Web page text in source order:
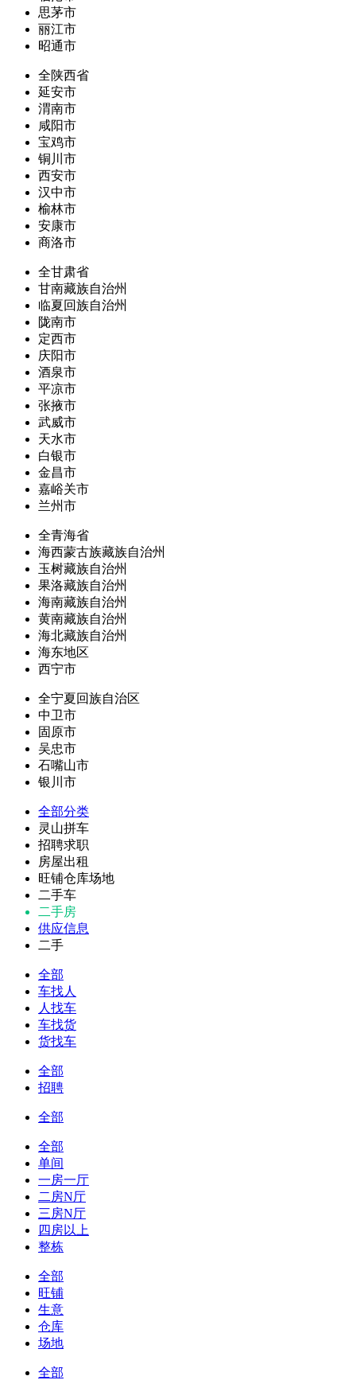
思茅市
丽江市
昭通市
全陕西省
延安市
渭南市
咸阳市
宝鸡市
铜川市
西安市
汉中市
榆林市
安康市
商洛市
全甘肃省
甘南藏族自治州
临夏回族自治州
陇南市
定西市
庆阳市
酒泉市
平凉市
张掖市
武威市
天水市
白银市
金昌市
嘉峪关市
兰州市
全青海省
海西蒙古族藏族自治州
玉树藏族自治州
果洛藏族自治州
海南藏族自治州
黄南藏族自治州
海北藏族自治州
海东地区
西宁市
全宁夏回族自治区
中卫市
固原市
吴忠市
石嘴山市
银川市
全部分类
灵山拼车
招聘求职
房屋出租
旺铺仓库场地
二手车
二手房
供应信息
二手
全部
车找人
人找车
车找货
货找车
全部
招聘
全部
全部
单间
一房一厅
二房N厅
三房N厅
四房以上
整栋
全部
旺铺
生意
仓库
场地
全部